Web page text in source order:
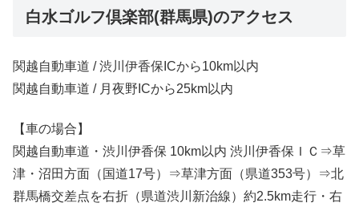
白水ゴルフ倶楽部(群馬県)のアクセス
関越自動車道 / 渋川伊香保ICから10km以内
関越自動車道 / 月夜野ICから25km以内
【車の場合】
関越自動車道・渋川伊香保 10km以内 渋川伊香保ＩＣ⇒草
津・沼田方面（国道17号）⇒草津方面（県道353号）⇒北
群馬橋交差点を右折（県道渋川新治線）約2.5km走行・右